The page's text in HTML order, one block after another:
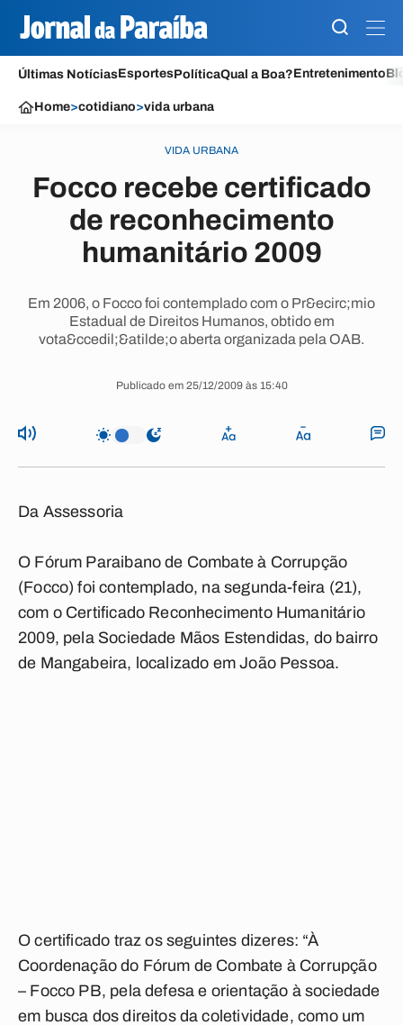
Últimas NotíciasEsportesPolíticaQual a Boa?Entretenimento
Home>cotidiano>vida urbana
VIDA URBANA
Focco recebe certificado
de reconhecimento
humanitário 2009
Em 2006, o Focco foi contemplado com o Pr&ecirc;mio
Estadual de Direitos Humanos, obtido em
vota&ccedil;&atilde;o aberta organizada pela OAB.
Publicado em 25/12/2009 às 15:40
Da Assessoria
O Fórum Paraibano de Combate à Corrupção
(Focco) foi contemplado, na segunda-feira (21),
com o Certificado Reconhecimento Humanitário
2009, pela Sociedade Mãos Estendidas, do bairro
de Mangabeira, localizado em João Pessoa.
O certificado traz os seguintes dizeres: “À
Coordenação do Fórum de Combate à Corrupção
– Focco PB, pela defesa e orientação à sociedade
em busca dos direitos da coletividade, como um